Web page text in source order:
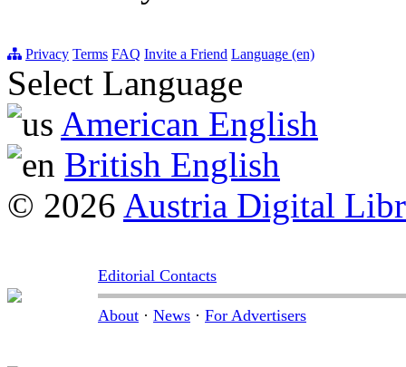
Privacy Terms FAQ Invite a Friend Language (en)
Select Language
American English
British English
© 2026 Austria Digital
Editorial Contacts
About · News · For Advertisers